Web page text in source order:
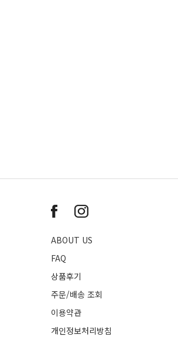
ABOUT US
FAQ
상품후기
주문/배송 조회
이용약관
개인정보처리방침